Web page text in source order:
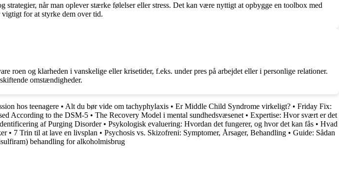
når man oplever stærke følelser eller stress. Det kan være nyttigt at opbygge en toolbox med
for at styrke dem over tid.
roen og klarheden i vanskelige eller krisetider, f.eks. under pres på arbejdet eller i personlige relationer.
omstændigheder.
hos teenagere • Alt du bør vide om tachyphylaxis • Er Middle Child Syndrome virkeligt? • Friday Fix:
According to the DSM-5 • The Recovery Model i mental sundhedsvæsenet • Expertise: Hvor svært er det
af Purging Disorder• Psykologisk evaluering: Hvordan det fungerer, og hvor det kan fås • Hvad
• 7 Trin til at lave en livsplan • Psychosis vs. Skizofreni: Symptomer, Årsager, Behandling • Guide: Sådan
behandling for alkoholmisbrug